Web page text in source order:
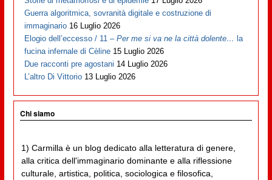
Guerra algoritmica, sovranità digitale e costruzione di
immaginario 16 Luglio 2026
Elogio dell’eccesso / 11 –Per me si va ne la città dolente… la
fucina infernale di Cèline 15 Luglio 2026
Due racconti pre agostani 14 Luglio 2026
L’altro Di Vittorio 13 Luglio 2026
Chi siamo
1) Carmilla è un blog dedicato alla letteratura di genere,
alla critica dell'immaginario dominante e alla riflessione
culturale, artistica, politica, sociologica e filosofica,